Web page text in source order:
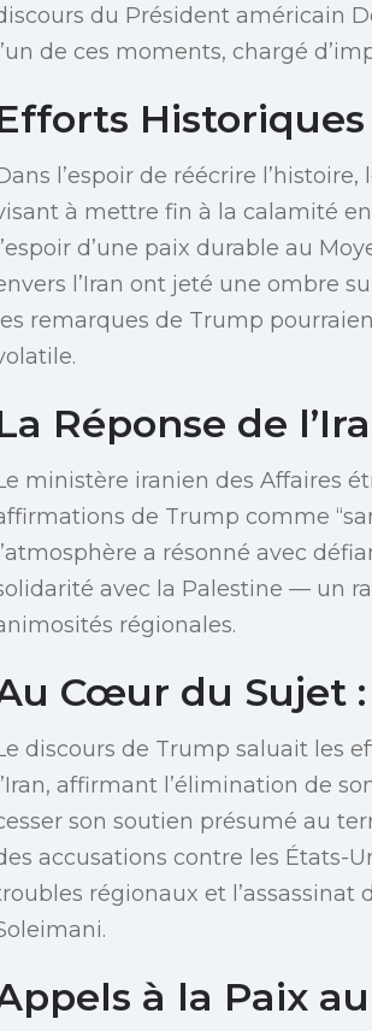
du Président américain
de ces moments, chargé
l’espoir de réécrire
à mettre fin à la calamité
d’une paix durable au
l’Iran ont jeté une ombre
remarques de Trump
Réponse de
ministère iranien des Affaires
de Trump comme
a résonné avec
avec la Palestine — un
régionales.
Cœur du Sujet
discours de Trump saluait les
affirmant l’élimination de
son soutien présumé au
accusations contre les États-
régionaux et l’assassinat
à la Paix